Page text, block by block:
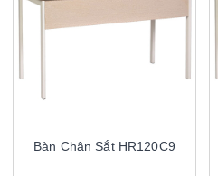
Bàn Chân Sắt HR120C9